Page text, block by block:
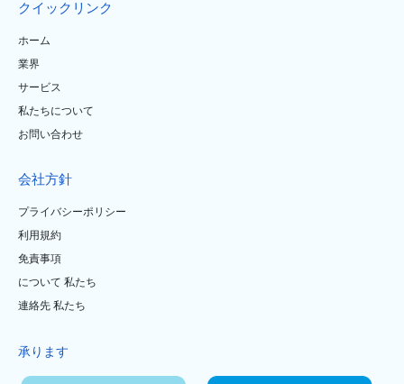
クイックリンク
ホーム
業界
サービス
私たちについて
お問い合わせ
会社方針
プライバシーポリシー
利用規約
免責事項
について 私たち
連絡先 私たち
承ります